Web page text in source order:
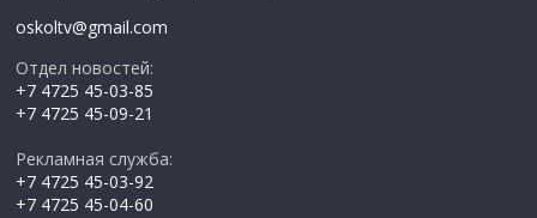
oskoltv@gmail.com
Отдел новостей:
+7 4725 45-03-85
+7 4725 45-09-21
Рекламная служба:
+7 4725 45-03-92
+7 4725 45-04-60